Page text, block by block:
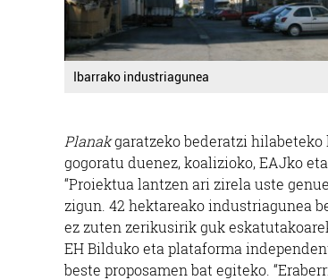
Ibarrako industriagunea
Planakgaratzeko bederatzi hilabeteko
gogoratu duenez, koalizioko, EAJko
“Proiektua lantzen ari zirela uste
zigun. 42 hektareako industriagunea
ez zuten zerikusirik guk
EH Bilduko eta plataforma
beste proposamen bat egiteko.